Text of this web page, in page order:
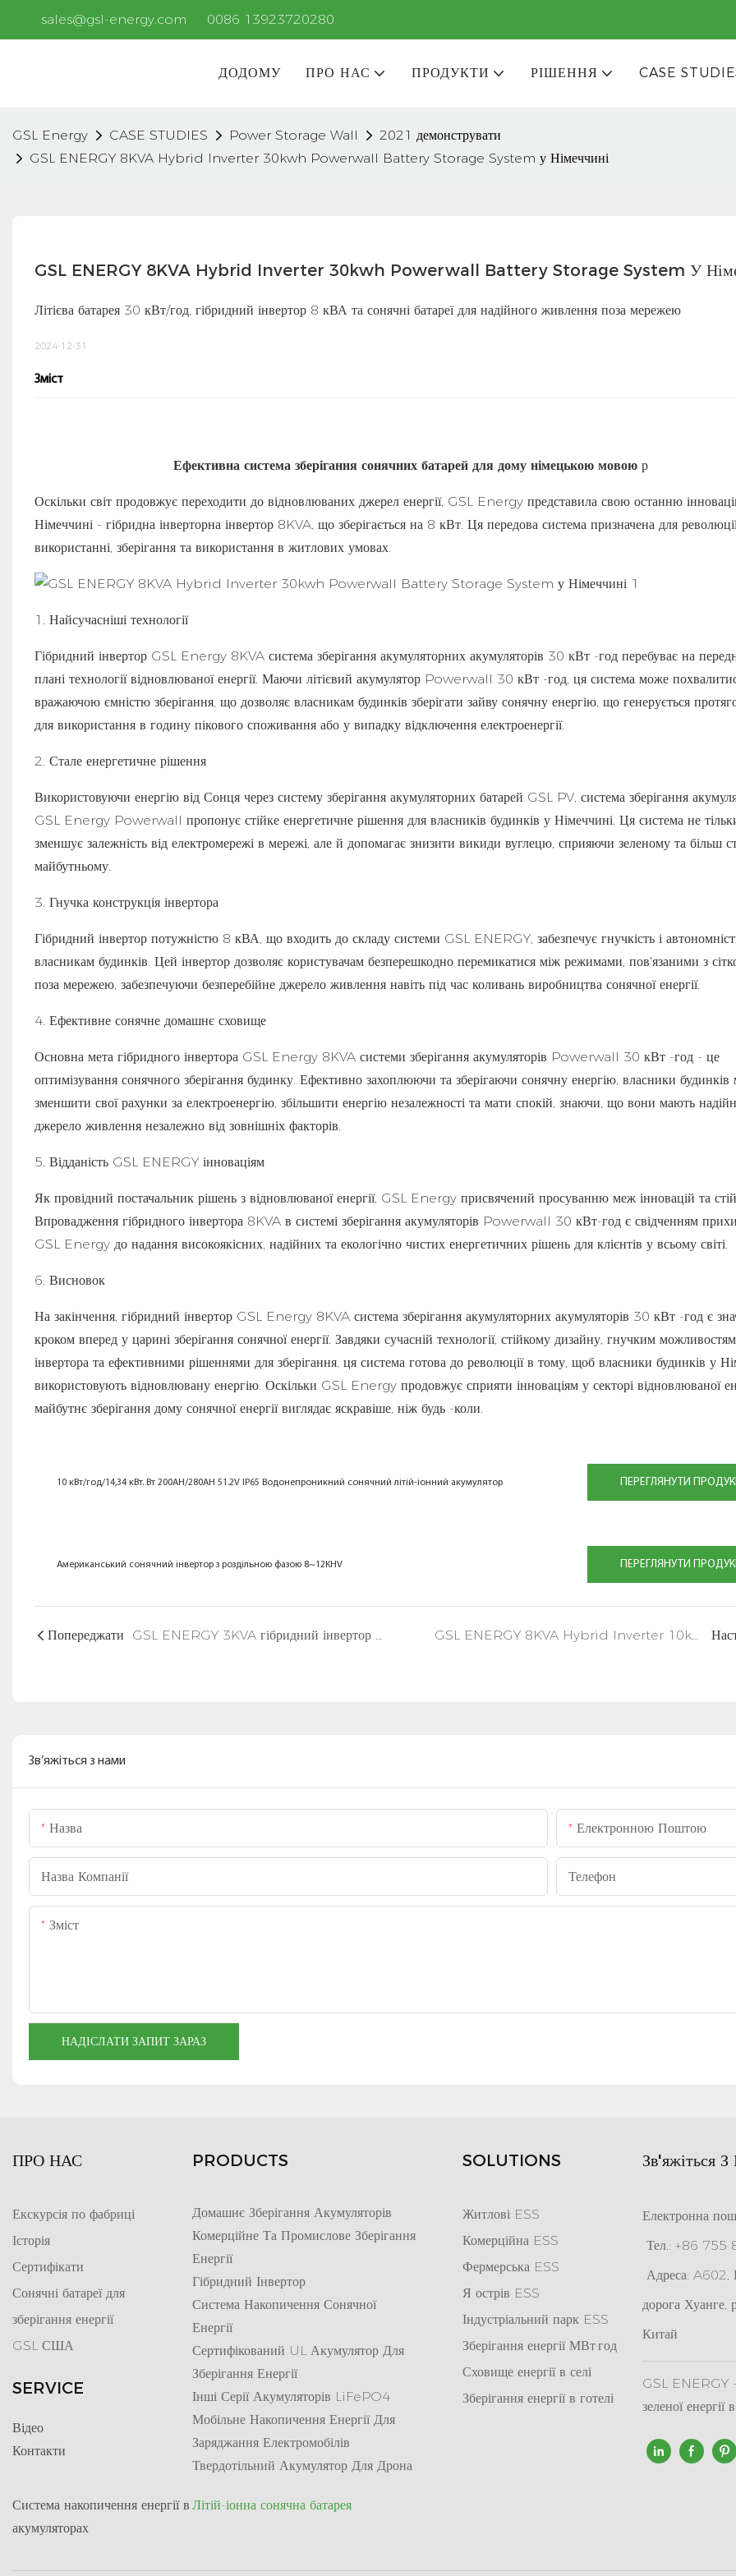
sales@gsl-energy.com 0086 13923720280
ДОДОМУ ПРО НАС ПРОДУКТИ РІШЕННЯ CASE
GSL Energy CASE STUDIES Power Storage Wall
2021 демонструвати
GSL ENERGY 8KVA Hybrid Inverter 30kwh Powerwall Battery Storage System у Німеччині
GSL ENERGY 8KVA Hybrid Inverter 30kwh Powerwall Battery Storage System У
Літієва батарея 30 кВт/год, гібридний інвертор 8 кВА та сонячні батареї для надійного живлення поза мережею
2024-12-31
Зміст
Ефективна система зберігання сонячних батарей для дому німецькою мовоюр
Оскільки світ продовжує переходити до відновлюваних джерел енергії, GSL Energy представила свою останню
Німеччині - гібридна інверторна інвертор 8KVA, що зберігається на 8 кВт. Ця передова система призначена для
використанні, зберігання та використання в житлових умовах.
1. Найсучасніші технології
Гібридний інвертор GSL Energy 8KVA система зберігання акумуляторних акумуляторів 30 кВт -год перебуває на
плані технології відновлюваної енергії. Маючи літієвий акумулятор Powerwall 30 кВт -год, ця система може
вражаючою ємністю зберігання, що дозволяє власникам будинків зберігати зайву сонячну енергію, що генерується
для використання в годину пікового споживання або у випадку відключення електроенергії.
2. Стале енергетичне рішення
Використовуючи енергію від Сонця через систему зберігання акумуляторних батарей GSL PV, система зберігання
GSL Energy Powerwall пропонує стійке енергетичне рішення для власників будинків у Німеччині. Ця система не
зменшує залежність від електромережі в мережі, але й допомагає знизити викиди вуглецю, сприяючи зеленому та більш
майбутньому.
3. Гнучка конструкція інвертора
Гібридний інвертор потужністю 8 кВА, що входить до складу системи GSL ENERGY, забезпечує гнучкість і
власникам будинків. Цей інвертор дозволяє користувачам безперешкодно перемикатися між режимами, пов'язаними з
поза мережею, забезпечуючи безперебійне джерело живлення навіть під час коливань виробництва сонячної енергії.
4. Ефективне сонячне домашнє сховище
Основна мета гібридного інвертора GSL Energy 8KVA системи зберігання акумуляторів Powerwall 30 кВт -год - це
оптимізування сонячного зберігання будинку. Ефективно захоплюючи та зберігаючи сонячну енергію, власники
зменшити свої рахунки за електроенергію, збільшити енергію незалежності та мати спокій, знаючи, що вони мають
джерело живлення незалежно від зовнішніх факторів.
5. Відданість GSL ENERGY інноваціям
Як провідний постачальник рішень з відновлюваної енергії, GSL Energy присвячений просуванню меж інновацій та
Впровадження гібридного інвертора 8KVA в системі зберігання акумуляторів Powerwall 30 кВт-год є свідченням
GSL Energy до надання високоякісних, надійних та екологічно чистих енергетичних рішень для клієнтів у всьому світі.
6. Висновок
На закінчення, гібридний інвертор GSL Energy 8KVA система зберігання акумуляторних акумуляторів 30 кВт -год є
кроком вперед у царині зберігання сонячної енергії. Завдяки сучасній технології, стійкому дизайну, гнучким можливостям
інвертора та ефективними рішеннями для зберігання, ця система готова до революції в тому, щоб власники будинків у
використовують відновлювану енергію. Оскільки GSL Energy продовжує сприяти інноваціям у секторі відновлюваної
майбутнє зберігання дому сонячної енергії виглядає яскравіше, ніж будь -коли.
10 кВт/год/14,34 кВт. Вт 200AH/280AH 51.2V IP65 Водонепроникний сонячний літій-іонний акумулятор ПЕРЕГЛЯНУТИ
Американський сонячний інвертор з роздільною фазою 8~12KHV ПЕРЕГЛЯНУТИ
Попереджати GSL ENERGY 8KVA Hybrid Inverter 10kWh Powerwall Lifepo4 Storage System у Бельгії
Зв’яжіться з нами
Назва Електронною Поштою
Назва Компанії Телефон
Зміст
НАДІСЛАТИ ЗАПИТ ЗАРАЗ
ПРО НАС
Екскурсія по фабриці
Історія
Сертифікати
Сонячні батареї для
зберігання енергії
GSL США
SERVICE
Відео
Контакти
PRODUCTS
Домашнє Зберігання Акумуляторів
Комерційне Та Промислове Зберігання
Енергії
Гібридний Інвертор
Система Накопичення Сонячної
Енергії
Сертифікований UL Акумулятор Для
Зберігання Енергії
Інші Серії Акумуляторів LiFePO4
Мобільне Накопичення Енергії Для
Заряджання Електромобілів
Твердотільний Акумулятор Для Дрона
SOLUTIONS
Житлові ESS
Комерційна ESS
Фермерська ESS
Я острів ESS
Індустріальний парк ESS
Зберігання енергії МВт·год
Сховище енергії в селі
Зберігання енергії в готелі
Зв'яжіться
Електронна
Тел.: +86 755
Адреса: A602,
дорога Хуанге,
Китай
GSL ENERGY
зеленої
Система накопичення енергії в
акумуляторах
Літій-іонна сонячна батарея